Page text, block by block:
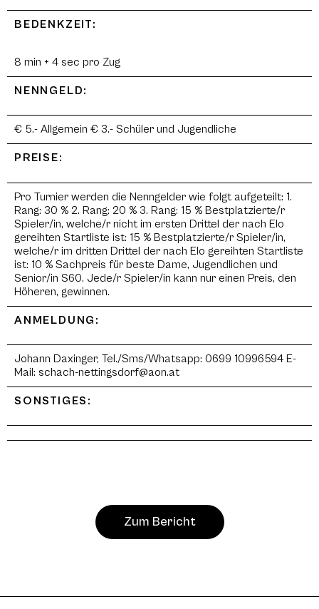
BEDENKZEIT:
8 min + 4 sec pro Zug
NENNGELD:
€ 5.- Allgemein € 3.- Schüler und Jugendliche
PREISE:
Pro Turnier werden die Nenngelder wie folgt aufgeteilt: 1.
Rang: 30 % 2. Rang: 20 % 3. Rang: 15 % Bestplatzierte/r
Spieler/in, welche/r nicht im ersten Drittel der nach Elo
gereihten Startliste ist: 15 % Bestplatzierte/r Spieler/in,
welche/r im dritten Drittel der nach Elo gereihten Startliste
ist: 10 % Sachpreis für beste Dame, Jugendlichen und
Senior/in S60. Jede/r Spieler/in kann nur einen Preis, den
Höheren, gewinnen.
ANMELDUNG:
Johann Daxinger, Tel./Sms/Whatsapp: 0699 10996594 E-
Mail: schach-nettingsdorf@aon.at
SONSTIGES:
Zum Bericht